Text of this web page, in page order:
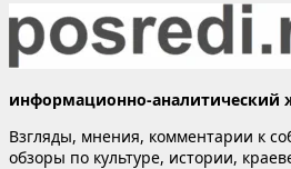
информационно-аналитический
Взгляды, мнения, комментарии к
обзоры по культуре, истории,